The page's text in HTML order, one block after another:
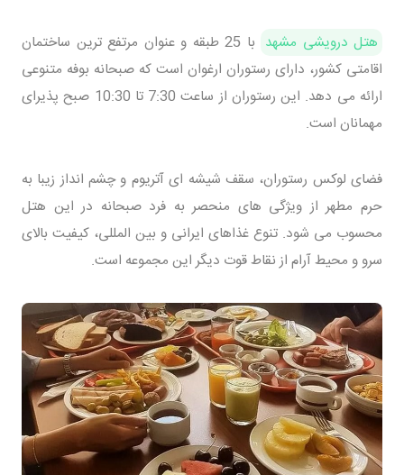
هتل درویشی مشهد
با 25 طبقه و عنوان مرتفع ترین ساختمان
اقامتی کشور، دارای رستوران ارغوان است که صبحانه بوفه متنوعی
ارائه می دهد. این رستوران از ساعت 7:30 تا 10:30 صبح پذیرای
مهمانان است.
فضای لوکس رستوران، سقف شیشه ای آتریوم و چشم انداز زیبا به
حرم مطهر از ویژگی های منحصر به فرد صبحانه در این هتل
محسوب می شود. تنوع غذاهای ایرانی و بین المللی، کیفیت بالای
سرو و محیط آرام از نقاط قوت دیگر این مجموعه است.